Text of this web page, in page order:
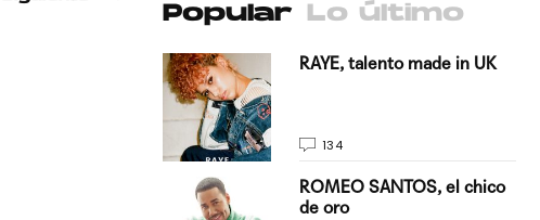
Popular Lo último
RAYE, talento made in UK
134
ROMEO SANTOS, el chico
de oro